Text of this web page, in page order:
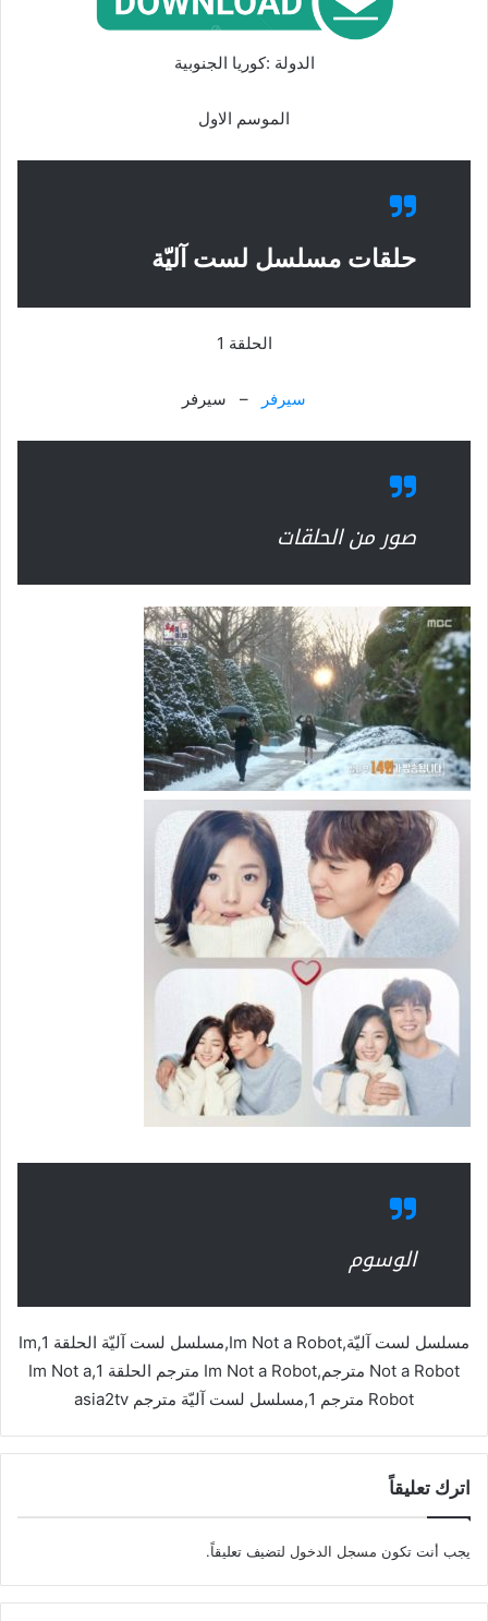
الدولة :كوريا الجنوبية
الموسم الاول
حلقات مسلسل لست آليّة
الحلقة 1
سيرفر – سيرفر
صور من الحلقات
الوسوم
مسلسل لست آليّة,Im Not a Robot,مسلسل لست آليّة الحلقة 1,Im
Not a Robot مترجم,Im Not a Robot مترجم الحلقة 1,Im Not a
Robot مترجم 1,مسلسل لست آليّة مترجم asia2tv
اترك تعليقاً
يجب أنت تكون مسجل الدخول لتضيف تعليقاً.